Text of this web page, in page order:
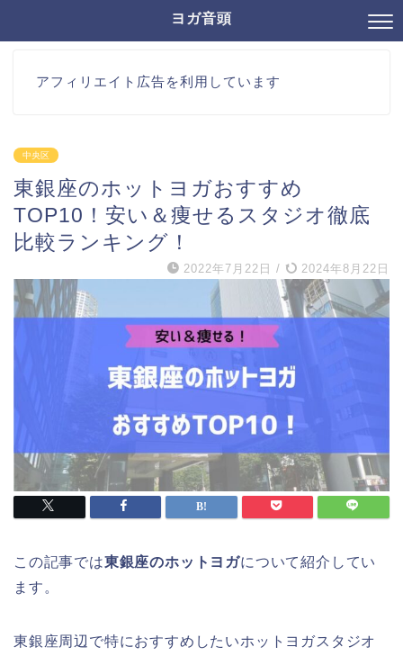
ヨガ音頭
アフィリエイト広告を利用しています
中央区
東銀座のホットヨガおすすめ
TOP10！安い＆痩せるスタジオ徹底
比較ランキング！
2022年7月22日 / 2024年8月22日
この記事では東銀座のホットヨガについて紹介してい
ます。
東銀座周辺で特におすすめしたいホットヨガスタジオ